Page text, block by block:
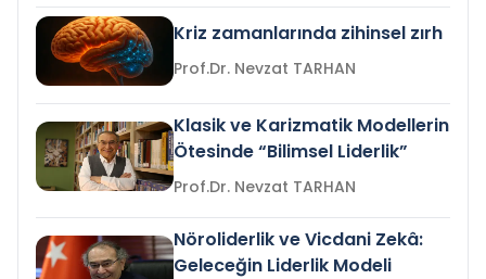
Kriz zamanlarında zihinsel zırh
Prof.Dr. Nevzat TARHAN
Klasik ve Karizmatik Modellerin
Ötesinde “Bilimsel Liderlik”
Prof.Dr. Nevzat TARHAN
Nöroliderlik ve Vicdani Zekâ:
Geleceğin Liderlik Modeli